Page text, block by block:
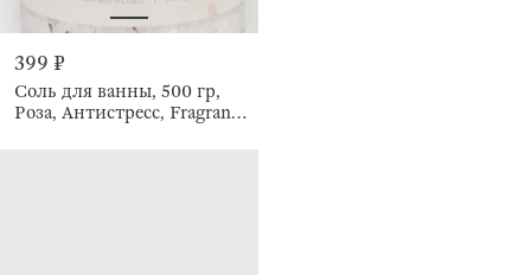
399 ₽
Соль для ванны, 500 гр,
Роза, Антистресс, Fragrant